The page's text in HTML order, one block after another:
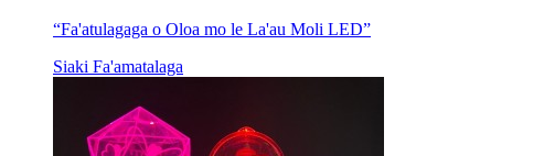
“Fa'atulagaga o Oloa mo le La'au Moli LED”
Siaki Fa'amatalaga